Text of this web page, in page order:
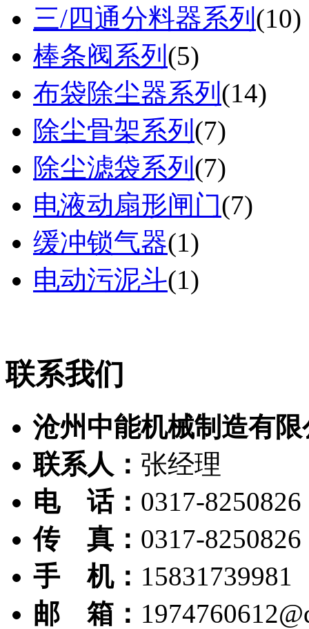
三/四通分料器系列 (10)
棒条阀系列 (5)
布袋除尘器系列 (14)
除尘骨架系列 (7)
除尘滤袋系列 (7)
电液动扇形闸门(7)
缓冲锁气器(1)
电动污泥斗(1)
联系我们
沧州中能机械制造有限
联系人： 张经理
电 话： 0317-8250826
传 真： 0317-8250826
手 机： 15831739981
邮 箱：